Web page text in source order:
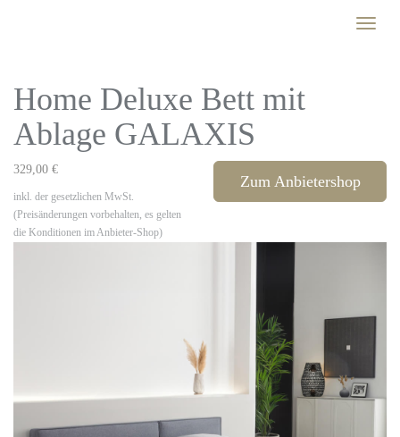
Toggle
Home Deluxe Bett mit
Ablage GALAXIS
329,00 €
inkl. der gesetzlichen MwSt.
(Preisänderungen vorbehalten, es gelten
die Konditionen im Anbieter-Shop)
Zum Anbietershop